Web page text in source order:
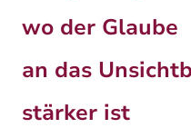
wo der Glaube
an das
stärker ist